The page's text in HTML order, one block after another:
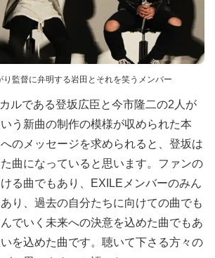
り監督に弁明する岩田とそれを笑うメンバー
ルである登坂広臣と今市隆二の2人が
う新曲の制作の模様が収められた本
のメッセージを求められると、登坂は
た曲になっていると思います。ファンの
る曲でもあり、EXILEメンバーのみん
り、過去の自分たちに向けての曲でも
でいく未来への決意を込めた曲でもあ
を込めた曲です。聴いて下さる方々の